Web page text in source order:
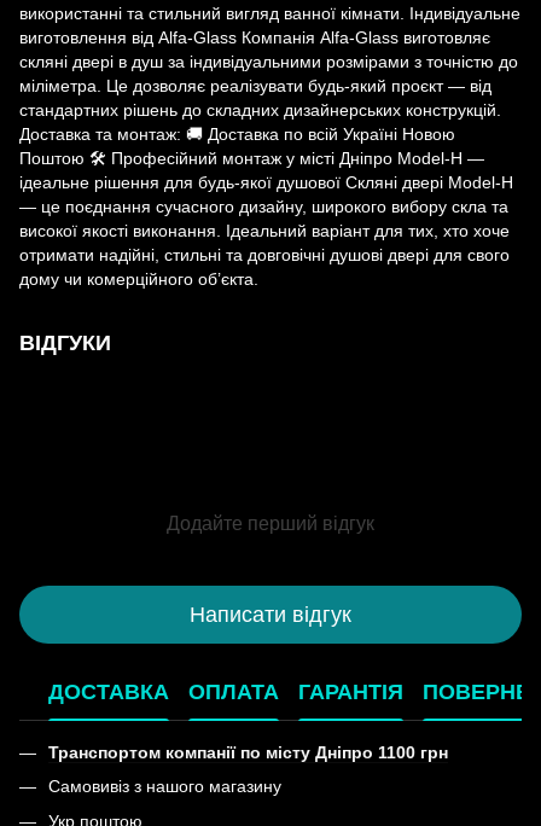
використанні та стильний вигляд ванної кімнати. Індивідуальне
виготовлення від Alfa-Glass Компанія Alfa-Glass виготовляє
скляні двері в душ за індивідуальними розмірами з точністю до
міліметра. Це дозволяє реалізувати будь-який проєкт — від
стандартних рішень до складних дизайнерських конструкцій.
Доставка та монтаж: 🚚 Доставка по всій Україні Новою
Поштою 🛠 Професійний монтаж у місті Дніпро Model-H —
ідеальне рішення для будь-якої душової Скляні двері Model-H
— це поєднання сучасного дизайну, широкого вибору скла та
високої якості виконання. Ідеальний варіант для тих, хто хоче
отримати надійні, стильні та довговічні душові двері для свого
дому чи комерційного об’єкта.
ВІДГУКИ
Додайте перший відгук
Написати відгук
ДОСТАВКА ОПЛАТА ГАРАНТІЯ
Транспортом компанії по місту Дніпро 1100 грн
Самовивіз з нашого магазину
Укр поштою